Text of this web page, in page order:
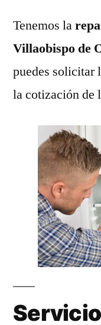
Tenemos la
Villaobispo de
puedes solicitar
la cotización de